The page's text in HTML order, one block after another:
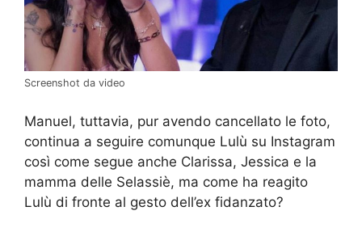
Screenshot da video
Manuel, tuttavia, pur avendo cancellato le foto,
continua a seguire comunque Lulù su Instagram
così come segue anche Clarissa, Jessica e la
mamma delle Selassiè, ma come ha reagito
Lulù di fronte al gesto dell’ex fidanzato?